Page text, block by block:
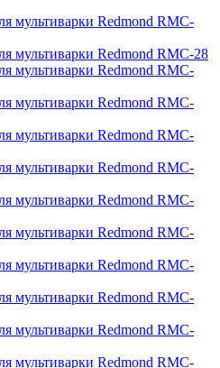
мультиварки Redmond RMC-
мультиварки Redmond RMC-28
мультиварки Redmond RMC-
мультиварки Redmond RMC-
мультиварки Redmond RMC-
мультиварки Redmond RMC-
мультиварки Redmond RMC-
мультиварки Redmond RMC-
мультиварки Redmond RMC-
мультиварки Redmond RMC-
мультиварки Redmond RMC-
мультиварки Redmond RMC-